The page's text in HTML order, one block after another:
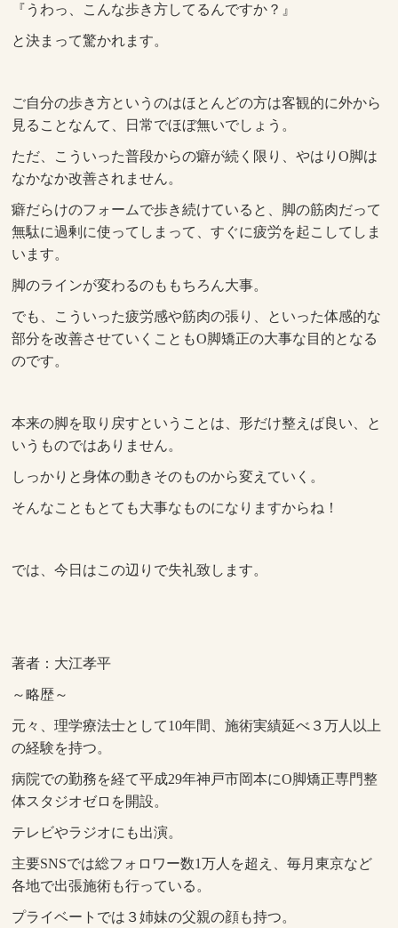
『うわっ、こんな歩き方してるんですか？』
と決まって驚かれます。
ご自分の歩き方というのはほとんどの方は客観的に外から
見ることなんて、日常でほぼ無いでしょう。
ただ、こういった普段からの癖が続く限り、やはりO脚は
なかなか改善されません。
癖だらけのフォームで歩き続けていると、脚の筋肉だって
無駄に過剰に使ってしまって、すぐに疲労を起こしてしま
います。
脚のラインが変わるのももちろん大事。
でも、こういった疲労感や筋肉の張り、といった体感的な
部分を改善させていくこともO脚矯正の大事な目的となる
のです。
本来の脚を取り戻すということは、形だけ整えば良い、と
いうものではありません。
しっかりと身体の動きそのものから変えていく。
そんなこともとても大事なものになりますからね！
では、今日はこの辺りで失礼致します。
著者：大江孝平
～略歴～
元々、理学療法士として10年間、施術実績延べ３万人以上
の経験を持つ。
病院での勤務を経て平成29年神戸市岡本にO脚矯正専門整
体スタジオゼロを開設。
テレビやラジオにも出演。
主要SNSでは総フォロワー数1万人を超え、毎月東京など
各地で出張施術も行っている。
プライベートでは３姉妹の父親の顔も持つ。